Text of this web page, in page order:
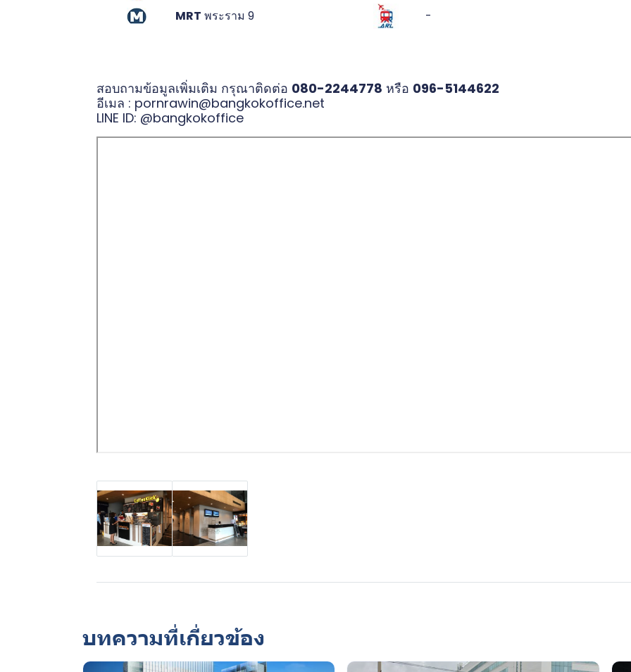
MRT พระราม 9 -
สอบถามข้อมูลเพิ่มเติม กรุณาติดต่อ 080-2244778 หรือ 096-5144622
อีเมล : pornrawin@bangkokoffice.net
LINE ID: @bangkokoffice
บทความที่เกี่ยวข้อง